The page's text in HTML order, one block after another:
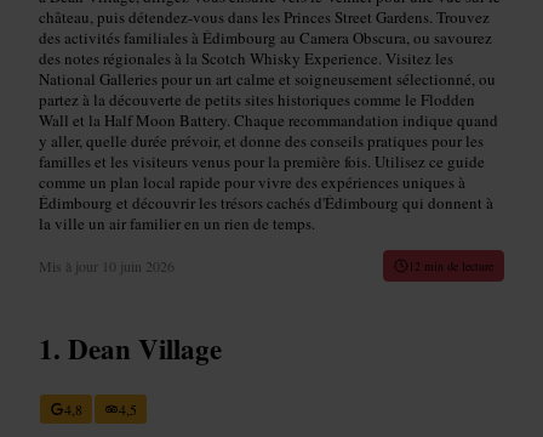
château, puis détendez‑vous dans les Princes Street Gardens. Trouvez
des activités familiales à Édimbourg au Camera Obscura, ou savourez
des notes régionales à la Scotch Whisky Experience. Visitez les
National Galleries pour un art calme et soigneusement sélectionné, ou
partez à la découverte de petits sites historiques comme le Flodden
Wall et la Half Moon Battery. Chaque recommandation indique quand
y aller, quelle durée prévoir, et donne des conseils pratiques pour les
familles et les visiteurs venus pour la première fois. Utilisez ce guide
comme un plan local rapide pour vivre des expériences uniques à
Édimbourg et découvrir les trésors cachés d'Édimbourg qui donnent à
la ville un air familier en un rien de temps.
Mis à jour 10 juin 2026 12 min de lecture
Dean Village
4,8 4,5